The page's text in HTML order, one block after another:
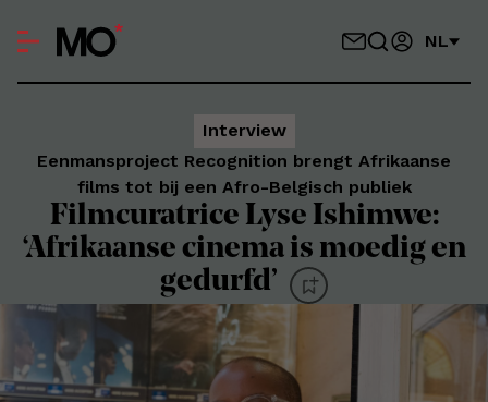
NL
Interview
Eenmansproject Recognition brengt Afrikaanse
films tot bij een Afro-Belgisch publiek
Filmcuratrice Lyse Ishimwe:
‘Afrikaanse cinema is moedig en
gedurfd’